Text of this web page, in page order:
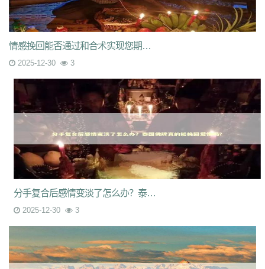
情感挽回能否通过和合术实现您期待的转机
2025-12-30 3
分手复合后感情变淡了怎么办？泰国佛牌真的能挽回爱情吗？
2025-12-30 3